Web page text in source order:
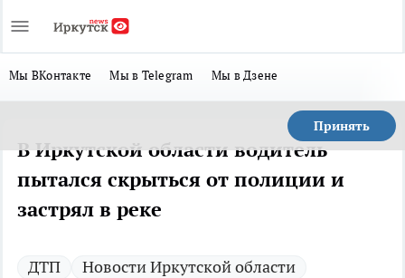
Мы ВКонтакте Мы в Telegram Мы в Дзене
Принять
В Иркутской области водитель
пытался скрыться от полиции и
застрял в реке
ДТП Новости Иркутской области